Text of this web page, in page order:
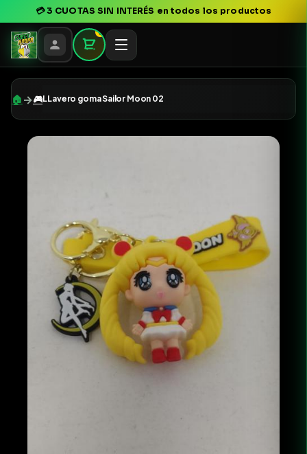
💳3 CUOTAS SIN INTERÉS en todos los productos
0
🏠 →🎮LLavero goma Sailor Moon 02